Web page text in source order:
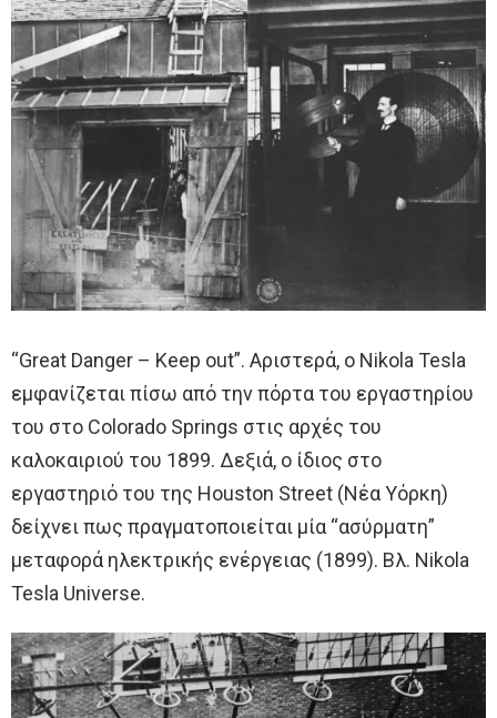
“Great Danger – Keep out”. Αριστερά, ο Nikola Tesla
εμφανίζεται πίσω από την πόρτα του εργαστηρίου
του στο Colorado Springs στις αρχές του
καλοκαιριού του 1899. Δεξιά, ο ίδιος στο
εργαστηριό του της Houston Street (Νέα Υόρκη)
δείχνει πως πραγματοποιείται μία “ασύρματη”
μεταφορά ηλεκτρικής ενέργειας (1899). Βλ. Nikola
Tesla Universe.